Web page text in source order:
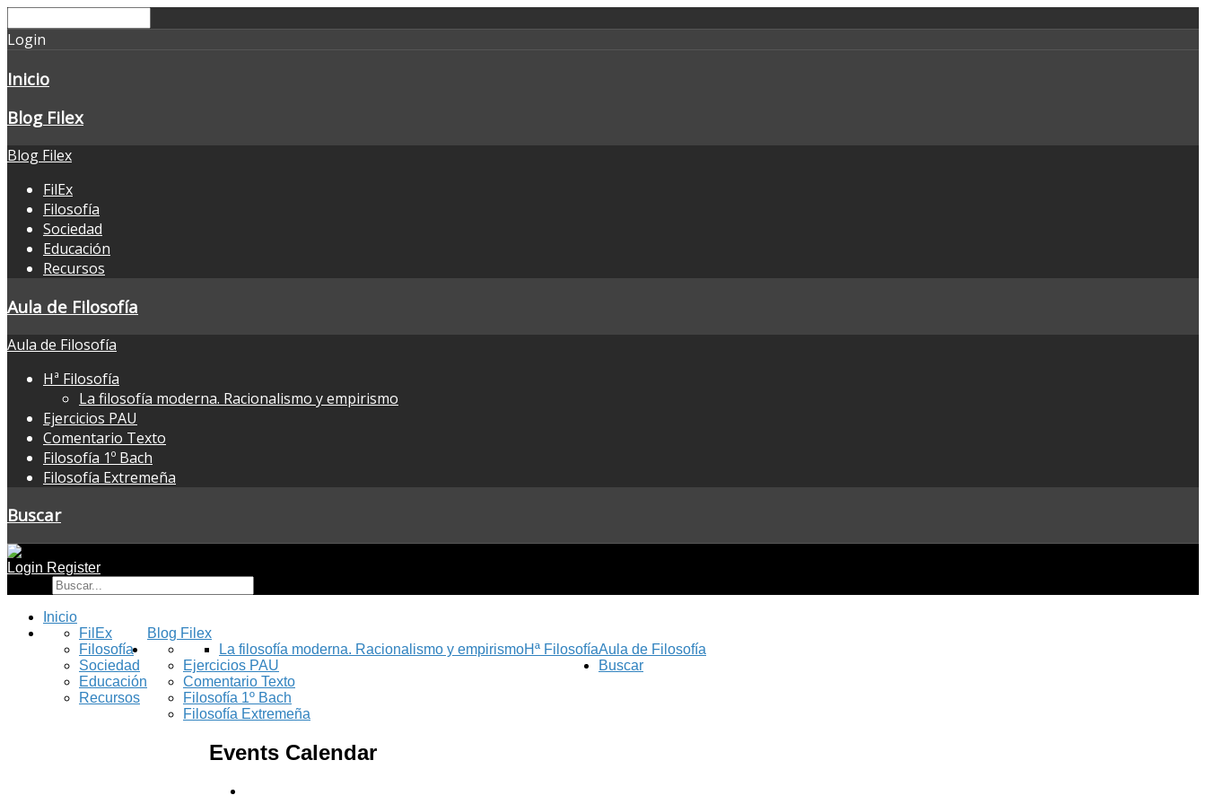
Login
Inicio
Blog Filex
Blog Filex
FilEx
Filosofía
Sociedad
Educación
Recursos
Aula de Filosofía
Aula de Filosofía
Hª Filosofía
La filosofía moderna. Racionalismo y empirismo
Ejercicios PAU
Comentario Texto
Filosofía 1º Bach
Filosofía Extremeña
Buscar
Login Register
Inicio
Blog Filex
FilEx
Filosofía
Sociedad
Educación
Recursos
Aula de Filosofía
Hª Filosofía
La filosofía moderna. Racionalismo y empirismo
Ejercicios PAU
Comentario Texto
Filosofía 1º Bach
Filosofía Extremeña
Buscar
Events Calendar